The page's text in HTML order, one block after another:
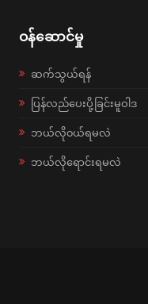
ဝန်ဆောင်မှု
ဆက်သွယ်ရန်
ပြန်လည်ပေးပို့ခြင်းမူဝါဒ
ဘယ်လို၀ယ်ရမလဲ
ဘယ်လိုရောင်းရမလဲ